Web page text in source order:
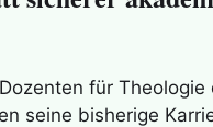
für Theologie
seine bisherige